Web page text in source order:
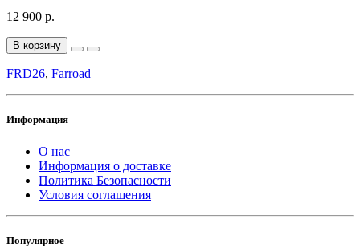
12 900 р.
В корзину
FRD26, Farroad
Информация
О нас
Информация о доставке
Политика Безопасности
Условия соглашения
Популярное